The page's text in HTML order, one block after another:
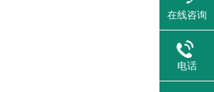
在线咨询
电话